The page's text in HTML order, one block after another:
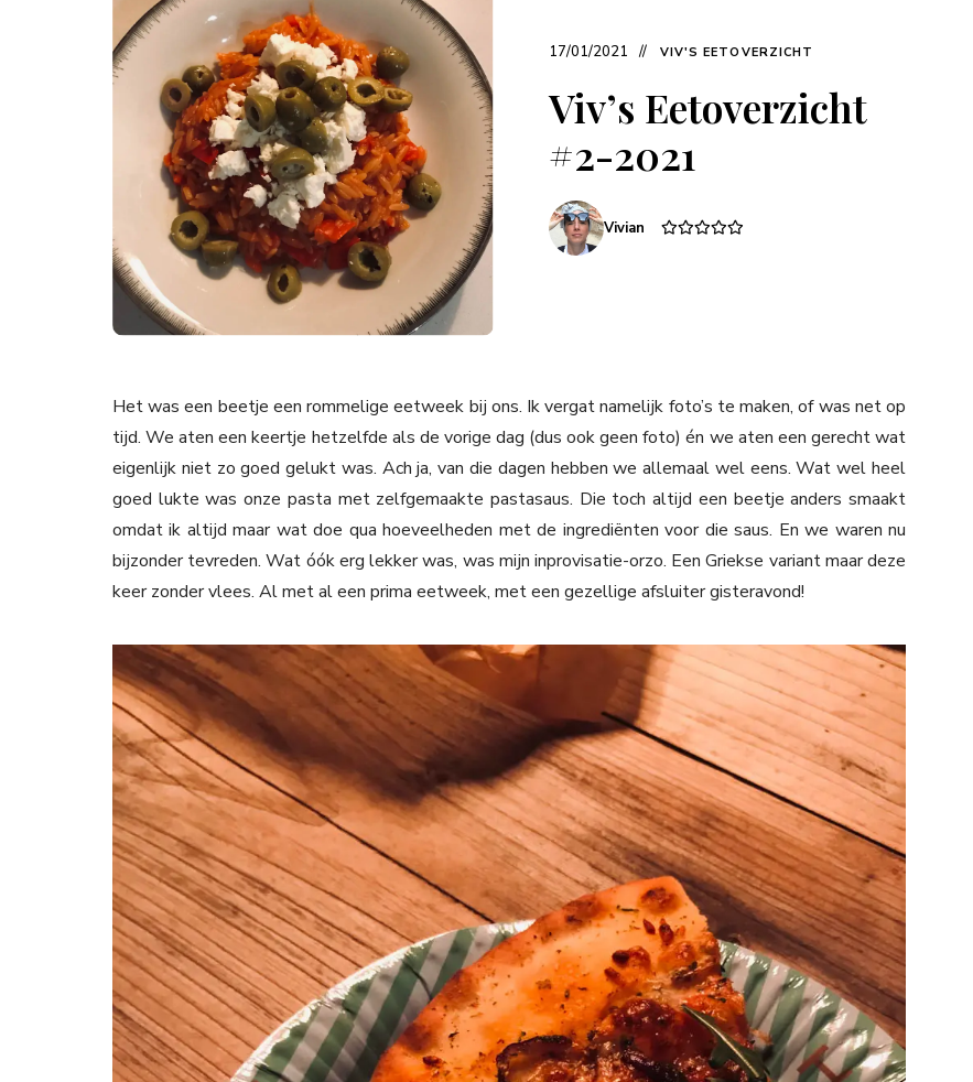
17/01/2021 VIV'S EETOVERZICHT
Viv’s Eetoverzicht
#2-2021
Vivian
Het was een beetje een rommelige eetweek bij ons. Ik vergat namelijk foto’s te maken, of was net op
tijd. We aten een keertje hetzelfde als de vorige dag (dus ook geen foto) én we aten een gerecht wat
eigenlijk niet zo goed gelukt was. Ach ja, van die dagen hebben we allemaal wel eens. Wat wel heel
goed lukte was onze pasta met zelfgemaakte pastasaus. Die toch altijd een beetje anders smaakt
omdat ik altijd maar wat doe qua hoeveelheden met de ingrediënten voor die saus. En we waren nu
bijzonder tevreden. Wat óók erg lekker was, was mijn inprovisatie-orzo. Een Griekse variant maar deze
keer zonder vlees. Al met al een prima eetweek, met een gezellige afsluiter gisteravond!